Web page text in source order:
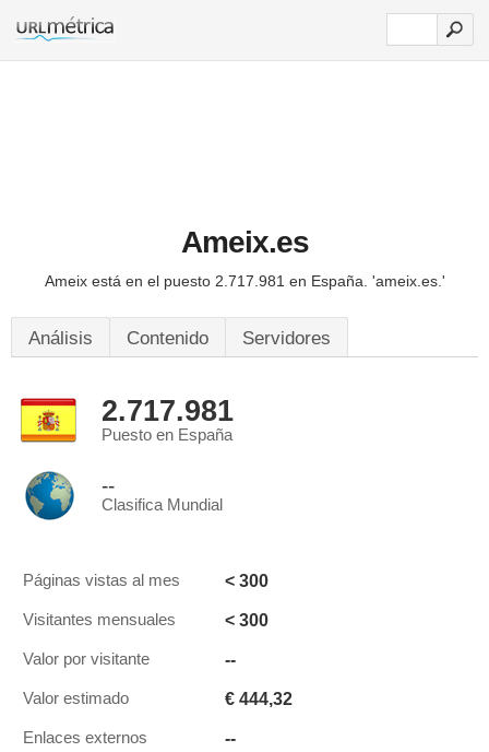
Ameix.es
Ameix está en el puesto 2.717.981 en España. 'ameix.es.'
Análisis Contenido Servidores
2.717.981
Puesto en España
--
Clasifica Mundial
Páginas vistas al mes < 300
Visitantes mensuales < 300
Valor por visitante --
Valor estimado € 444,32
Enlaces externos --